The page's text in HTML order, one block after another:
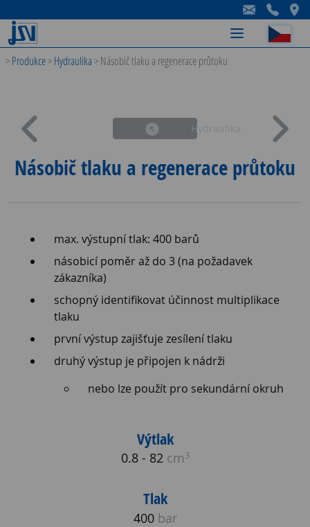
-
-
-
>Produkce>Hydraulika>Násobič tlaku a regenerace průtoku
Hydraulika
Násobič tlaku a regenerace průtoku
max. výstupní tlak: 400 barů
násobicí poměr až do 3 (na požadavek
zákazníka)
schopný identifikovat účinnost multiplikace
tlaku
první výstup zajišťuje zesílení tlaku
druhý výstup je připojen k nádrži
nebo lze použít pro sekundární okruh
Výtlak
0.8 - 82 cm3
Tlak
400 bar